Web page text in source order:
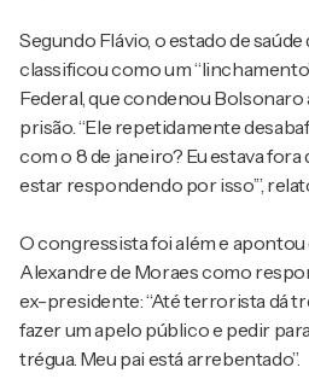
Segundo Flávio, o estado de
classificou como um
Federal, que condenou Bolsonaro
prisão. “Ele repetidamente
com o 8 de janeiro? Eu estava fora
estar respondendo por isso’”,
O congressista foi além e
Alexandre de Moraes como
ex-presidente: “Até terrorista dá
fazer um apelo público e pedir
trégua. Meu pai está arrebentado”.